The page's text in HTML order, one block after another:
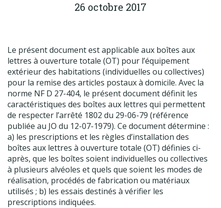
26 octobre 2017
Le présent document est applicable aux boîtes aux
lettres à ouverture totale (OT) pour l’équipement
extérieur des habitations (individuelles ou collectives)
pour la remise des articles postaux à domicile. Avec la
norme NF D 27-404, le présent document définit les
caractéristiques des boîtes aux lettres qui permettent
de respecter l’arrêté 1802 du 29-06-79 (référence
publiée au JO du 12-07-1979). Ce document détermine :
a) les prescriptions et les règles d’installation des
boîtes aux lettres à ouverture totale (OT) définies ci-
après, que les boîtes soient individuelles ou collectives
à plusieurs alvéoles et quels que soient les modes de
réalisation, procédés de fabrication ou matériaux
utilisés ; b) les essais destinés à vérifier les
prescriptions indiquées.